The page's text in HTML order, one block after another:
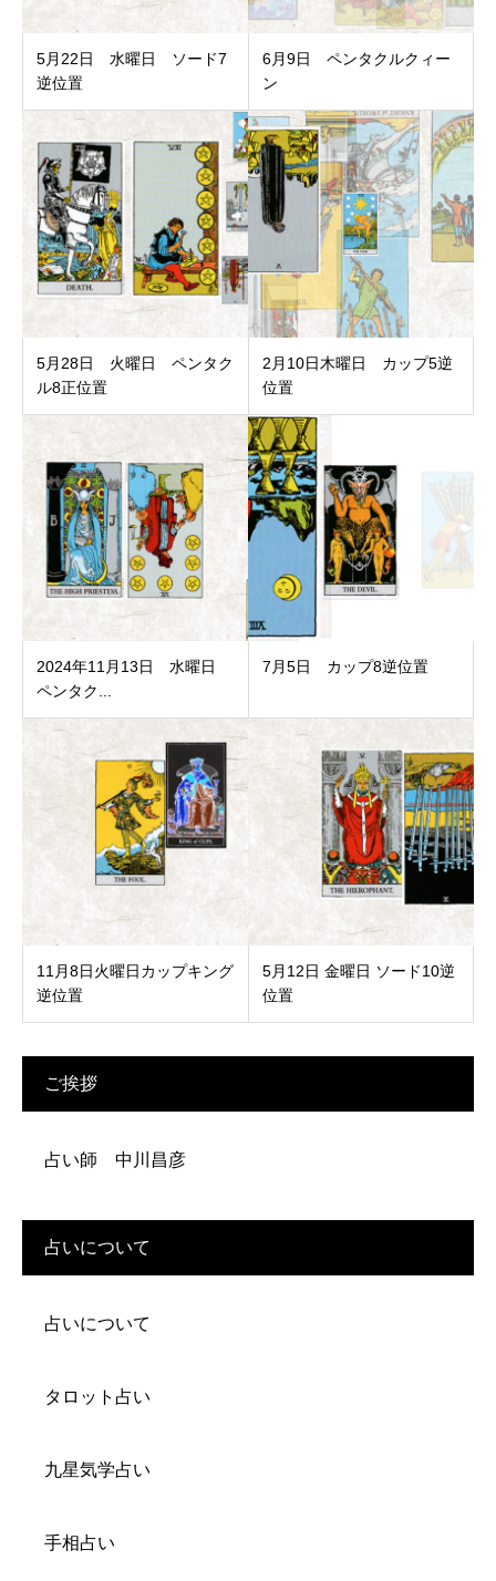
5月22日 水曜日 ソード7
逆位置
6月9日 ペンタクルクィー
ン
5月28日 火曜日 ペンタク
ル8正位置
2月10日木曜日 カップ5逆
位置
2024年11月13日 水曜日
ペンタク...
7月5日 カップ8逆位置
11月8日火曜日カップキング
逆位置
5月12日 金曜日 ソード10逆
位置
ご挨拶
占い師 中川昌彦
占いについて
占いについて
タロット占い
九星気学占い
手相占い